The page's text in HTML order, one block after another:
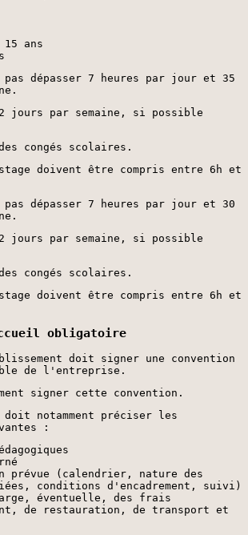
ans
dépasser 7 heures par jour et 35
jours par semaine, si possible
congés scolaires.
doivent être compris entre 6h et
dépasser 7 heures par jour et 30
jours par semaine, si possible
congés scolaires.
doivent être compris entre 6h et
obligatoire
doit signer une convention
de l'entreprise.
signer cette convention.
doit notamment préciser les
:
prévue (calendrier, nature des
conditions d'encadrement, suivi)
éventuelle, des frais
de restauration, de transport et